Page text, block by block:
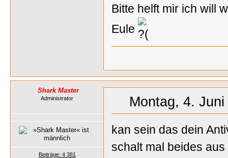
Bitte helft mir ich will
Eule
Shark Master
Administrator
Beiträge: 4 381
Montag, 4.
kan sein das dein
schalt mal beides